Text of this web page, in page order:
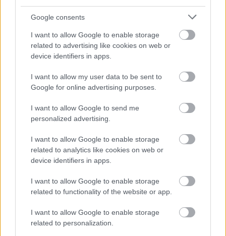
Google consents
I want to allow Google to enable storage
related to advertising like cookies on web or
device identifiers in apps.
I want to allow my user data to be sent to
Google for online advertising purposes.
I want to allow Google to send me
personalized advertising.
I want to allow Google to enable storage
related to analytics like cookies on web or
device identifiers in apps.
I want to allow Google to enable storage
related to functionality of the website or app.
I want to allow Google to enable storage
related to personalization.
Το Minecraft έρχεται στο Nintendo Switch 2 όπως δεν το
έχετε ξαναδεί